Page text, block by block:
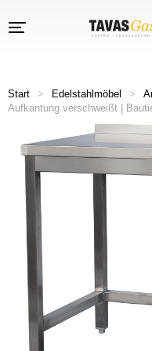
Start > Edelstahlmöbel >
Aufkantung verschweißt |